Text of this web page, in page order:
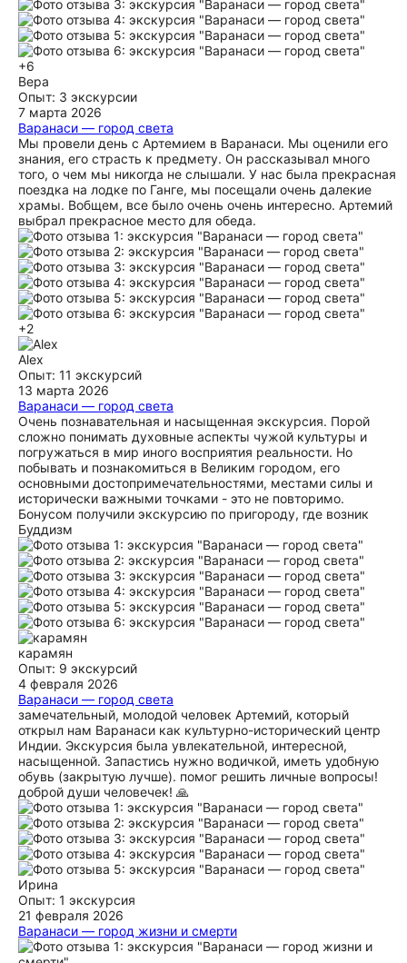
живой и насыщенной. Варанаси с реки выглядит просто
потрясающе - совсем другое ощущение, чем на берегу.
Артемий показал город с разных сторон и рассказал много
интересного про историю древней Индии, религию и
буддизм. Чувствуется, что он очень глубоко разбирается в
теме и умеет объяснять всё просто и понятно. Отдельное
впечатление - это праздник Холи, который мы тоже
встретили вместе. Это был настоящий взрыв эмоций: весь
город на улицах, люди смеются, кидаются красками,
музыка, шум - невероятная атмосфера. Такой день точно
запомнится надолго. В целом это было очень яркое и
интересное путешествие. Большое спасибо Артемию за эти
два дня и за возможность увидеть Варанаси по-
настоящему.
ещё
+6
Вера
Опыт: 3 экскурсии
7 марта 2026
Варанаси — город света
Мы провели день с Артемием в Варанаси. Мы оценили его
знания, его страсть к предмету. Он рассказывал много
того, о чем мы никогда не слышали. У нас была прекрасная
поездка на лодке по Ганге, мы посещали очень далекие
храмы. Вобщем, все было очень очень интересно. Артемий
выбрал прекрасное место для обеда.
+2
Alex
Опыт: 11 экскурсий
13 марта 2026
Варанаси — город света
Очень познавательная и насыщенная экскурсия. Порой
сложно понимать духовные аспекты чужой культуры и
погружаться в мир иного восприятия реальности. Но
побывать и познакомиться в Великим городом, его
основными достопримечательностями, местами силы и
исторически важными точками - это не повторимо.
Бонусом получили экскурсию по пригороду, где возник
Буддизм
карамян
Опыт: 9 экскурсий
4 февраля 2026
Варанаси — город света
замечательный, молодой человек Артемий, который
открыл нам Варанаси как культурно-исторический центр
Индии. Экскурсия была увлекательной, интересной,
насыщенной. Запастись нужно водичкой, иметь удобную
обувь (закрытую лучше). помог решить личные вопросы!
доброй души человечек! 🙏
Ирина
Опыт: 1 экскурсия
21 февраля 2026
Варанаси — город жизни и смерти
Прошло 1,5 месяца после поездки, первые впечатления